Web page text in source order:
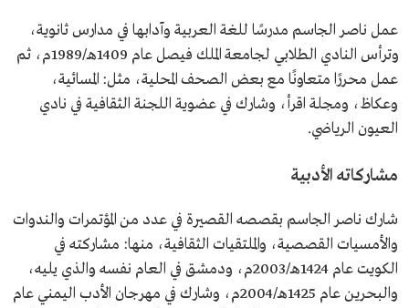
عمل ناصر الجاسم مدرسًا للغة العربية وآدابها في مدارس ثانوية،
وترأس النادي الطلابي لجامعة الملك فيصل عام 1409هـ/1989م، ثم
عمل محررًا متعاونًا مع بعض الصحف المحلية، مثل: المسائية،
وعكاظ، ومجلة اقرأ، وشارك في عضوية اللجنة الثقافية في نادي
العيون الرياضي.
مشاركاته الأدبية
شارك ناصر الجاسم بقصصه القصيرة في عدد من المؤتمرات والندوات
والأمسيات القصصية، والملتقيات الثقافية، منها: مشاركته في
الكويت عام 1424هـ/2003م، ودمشق في العام نفسه والذي يليه،
والبحرين عام 1425هـ/2004م، وشارك في مهرجان الأدب اليمني عام